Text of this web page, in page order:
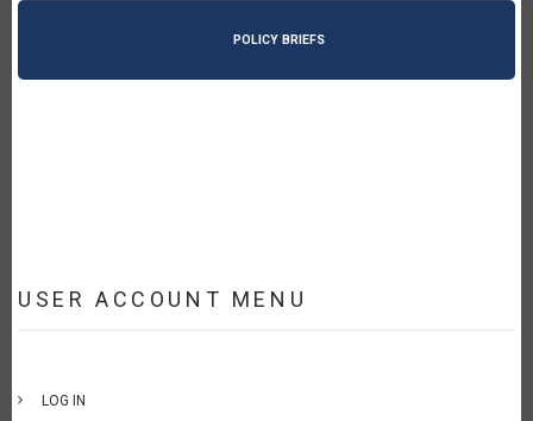
POLICY BRIEFS
USER ACCOUNT MENU
LOG IN